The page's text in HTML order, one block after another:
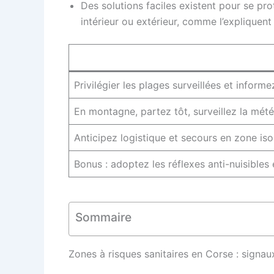
Des solutions faciles existent pour se
intérieur ou extérieur, comme
Privilégier les plages surveillées et
En montagne, partez tôt, surveillez la
Anticipez logistique et secours en zone
Bonus : adoptez les réflexes anti-
Sommaire
Zones à risques sanitaires en Corse :